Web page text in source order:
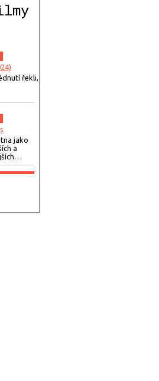
řekli,
jako
a